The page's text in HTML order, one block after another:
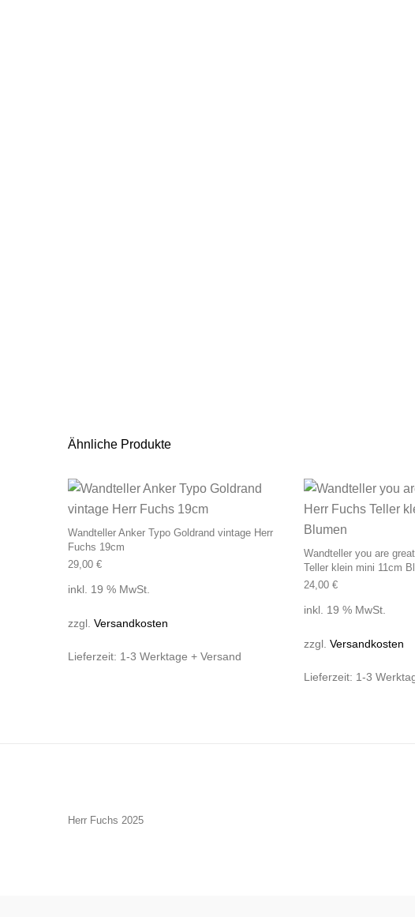
Ähnliche Produkte
Wandteller Anker Typo Goldrand vintage Herr
Fuchs 19cm
29,00 €
inkl. 19 % MwSt.
zzgl. Versandkosten
Lieferzeit: 1-3 Werktage + Versand
Wandteller you are
Teller klein mini 11cm
24,00 €
inkl. 19 % MwSt.
zzgl. Versandkosten
Lieferzeit: 1-3
Herr Fuchs 2025